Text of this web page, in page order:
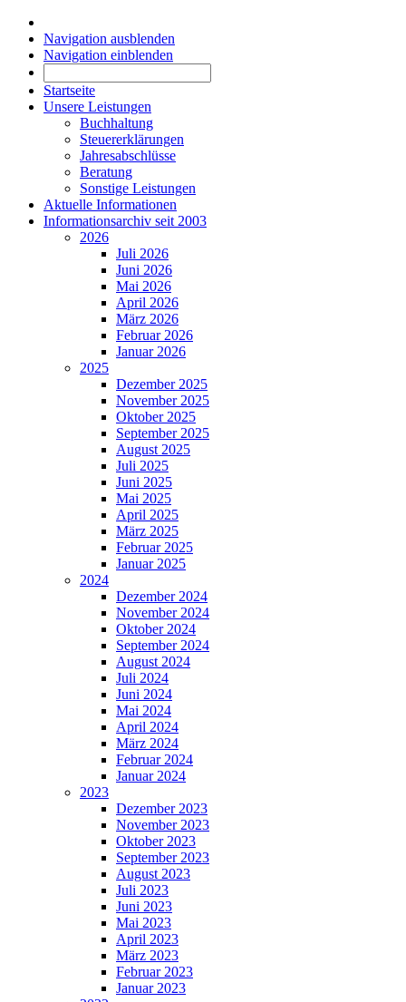
Navigation ausblenden
Navigation einblenden
Startseite
Unsere Leistungen
Buchhaltung
Steuererklärungen
Jahresabschlüsse
Beratung
Sonstige Leistungen
Aktuelle Informationen
Informationsarchiv seit 2003
2026
Juli 2026
Juni 2026
Mai 2026
April 2026
März 2026
Februar 2026
Januar 2026
2025
Dezember 2025
November 2025
Oktober 2025
September 2025
August 2025
Juli 2025
Juni 2025
Mai 2025
April 2025
März 2025
Februar 2025
Januar 2025
2024
Dezember 2024
November 2024
Oktober 2024
September 2024
August 2024
Juli 2024
Juni 2024
Mai 2024
April 2024
März 2024
Februar 2024
Januar 2024
2023
Dezember 2023
November 2023
Oktober 2023
September 2023
August 2023
Juli 2023
Juni 2023
Mai 2023
April 2023
März 2023
Februar 2023
Januar 2023